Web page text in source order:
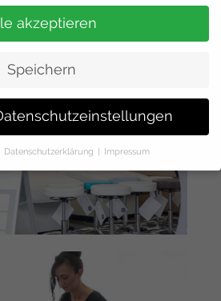
akzeptieren
Speichern
Datenschutzerklärung Impressum
über alle verwendeten Cookies.
zu ganzen Kategorien geben oder
anzeigen lassen und so nur
Speichern